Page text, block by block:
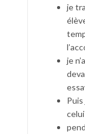
je
je